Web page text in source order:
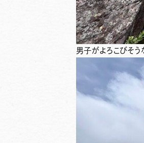
男子がよろこびそ